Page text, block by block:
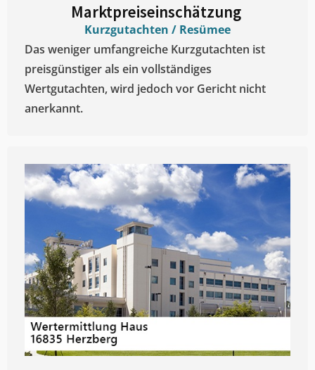
Marktpreiseinschätzung ​
Kurzgutachten / Resümee
Das weniger umfangreiche Kurzgutachten ist
preisgünstiger als ein vollständiges
Wertgutachten, wird jedoch vor Gericht nicht
anerkannt.